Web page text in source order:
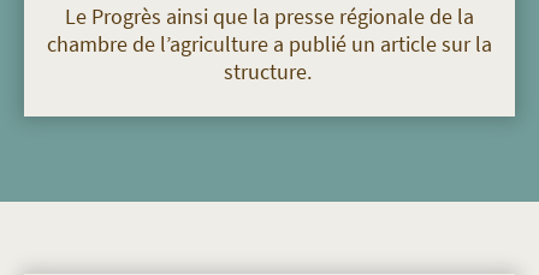
Le Progrès ainsi que la presse régionale de la
chambre de l’agriculture a publié un article sur la
structure.